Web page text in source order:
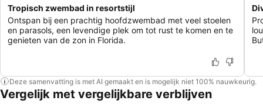
Tropisch zwembad in resortstijl
Ontspan bij een prachtig hoofdzwembad met veel stoelen
en parasols, een levendige plek om tot rust te komen en te
genieten van de zon in Florida.
Deze samenvatting is met AI gemaakt en is mogelijk niet 100% nauwkeurig.
Vergelijk met vergelijkbare verblijven